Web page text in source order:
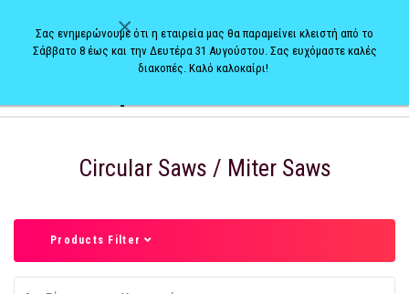
Circular Saws / Miter Saws
Products Filter
×
Σας ενημερώνουμε ότι η εταιρεία μας θα παραμείνει κλειστή από το
Σάββατο 8 έως και την Δευτέρα 31 Αυγούστου. Σας ευχόμαστε καλές
διακοπές. Καλό καλοκαίρι!